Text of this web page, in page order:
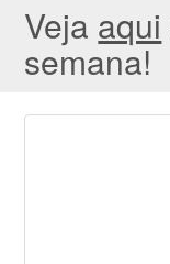
Veja aqui
semana!